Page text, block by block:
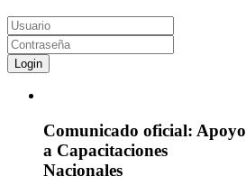
Login
Comunicado oficial: Apoyo
a Capacitaciones
Nacionales